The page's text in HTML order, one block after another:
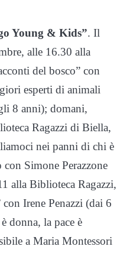
Young & Kids”. Il
alle 16.30 alla
del bosco” con
esperti di animali
8 anni); domani,
Ragazzi di Biella,
nei panni di chi è
Simone Perazzone
alla Biblioteca Ragazzi,
Irene Penazzi (dai 6
donna, la pace è
a Maria Montessori